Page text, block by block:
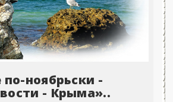
по-ноябрьски -
- Крыма»..